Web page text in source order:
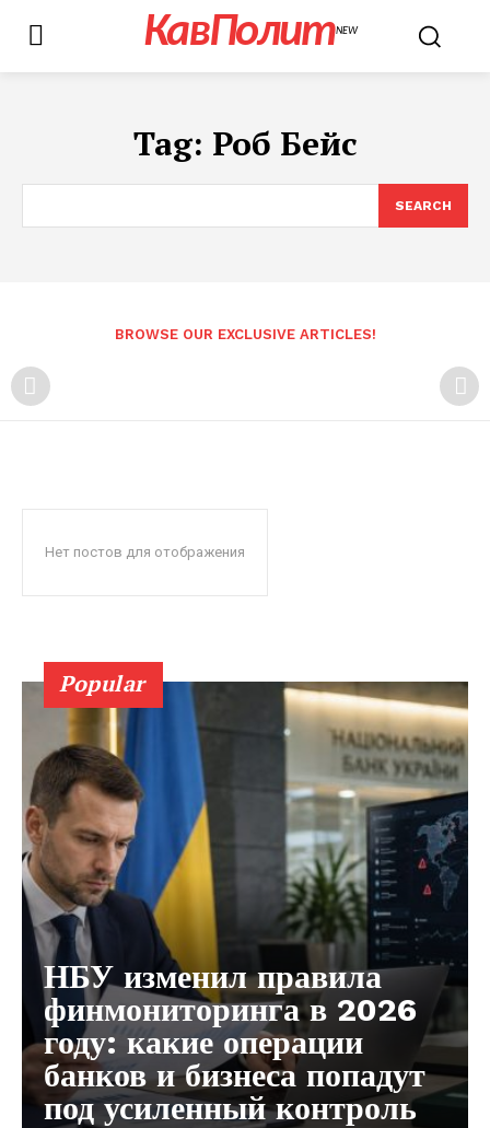
КавПолитNEW
Tag: Роб Бейс
SEARCH
BROWSE OUR EXCLUSIVE ARTICLES!
Нет постов для отображения
Popular
НБУ изменил правила
финмониторинга в 2026
году: какие операции
банков и бизнеса попадут
под усиленный контроль